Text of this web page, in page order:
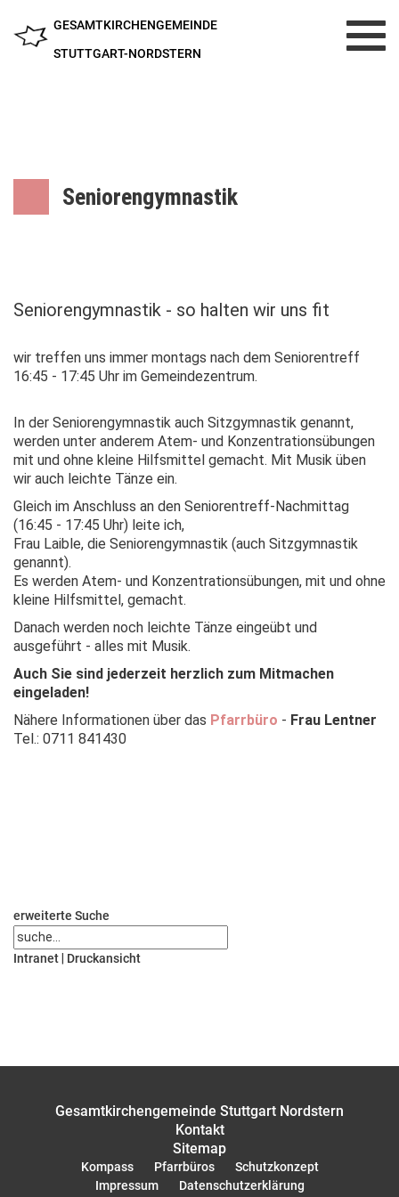
GESAMTKIRCHENGEMEINDE
STUTTGART-NORDSTERN
Seniorengymnastik
Seniorengymnastik - so halten wir uns fit
wir treffen uns immer montags nach dem Seniorentreff
16:45 - 17:45 Uhr im Gemeindezentrum.
In der Seniorengymnastik auch Sitzgymnastik genannt,
werden unter anderem Atem- und Konzentrationsübungen
mit und ohne kleine Hilfsmittel gemacht. Mit Musik üben
wir auch leichte Tänze ein.
Gleich im Anschluss an den Seniorentreff-Nachmittag
(16:45 - 17:45 Uhr) leite ich,
Frau Laible, die Seniorengymnastik (auch Sitzgymnastik
genannt).
Es werden Atem- und Konzentrationsübungen, mit und ohne
kleine Hilfsmittel, gemacht.
Danach werden noch leichte Tänze eingeübt und
ausgeführt - alles mit Musik.
Auch Sie sind jederzeit herzlich zum Mitmachen
eingeladen!
Nähere Informationen über das Pfarrbüro - Frau Lentner
Tel.: 0711 841430
erweiterte Suche
Intranet Druckansicht
Gesamtkirchengemeinde Stuttgart Nordstern
Kontakt
Sitemap
Kompass Pfarrbüros
Schutzkonzept
Impressum
Datenschutzerklärung